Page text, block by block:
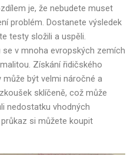
je, že nebudete muset
problém. Dostanete výsledek
testy složili a uspěli.
v mnoha evropských zemích
Získání řidičského
být velmi náročné a
sklíčeně, což může
nedostatku vhodných
si můžete koupit